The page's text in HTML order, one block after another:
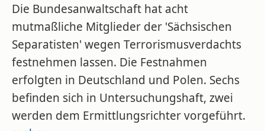
Die Bundesanwaltschaft hat acht
mutmaßliche Mitglieder der 'Sächsischen
Separatisten' wegen Terrorismusverdachts
festnehmen lassen. Die Festnahmen
erfolgten in Deutschland und Polen. Sechs
befinden sich in Untersuchungshaft, zwei
werden dem Ermittlungsrichter vorgeführt.